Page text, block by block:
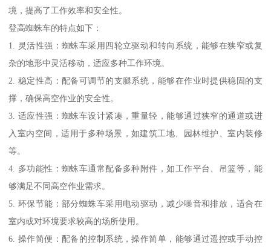
境，提高了工作效率和安全性。
登高蜘蛛车的特点如下：
1. 灵活性强：蜘蛛车采用四轮立驱动和转向系统，能够在狭窄或复
杂的地形中灵活移动，适应多种工作环境。
2. 稳定性高：配备可调节的支腿系统，能够在作业时提供稳固的支
撑，确保高空作业的安全性。
3. 适应性强：蜘蛛车设计紧凑，重量轻，能够通过狭窄的通道或进
入室内空间，适用于多种场景，如建筑工地、园林维护、室内装修
等。
4. 多功能性：蜘蛛车通常配备多种附件，如工作平台、吊篮等，能
够满足不同高空作业需求。
5. 环保节能：部分蜘蛛车采用电动驱动，减少噪音和排放，适合在
室内或对环境要求较高的场所使用。
6. 操作简便：配备的控制系统，操作简单，能够通过遥控或手动控